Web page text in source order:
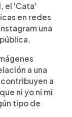
el 'Cata'
en redes
una
a una
a
ni yo ni mi
tipo de